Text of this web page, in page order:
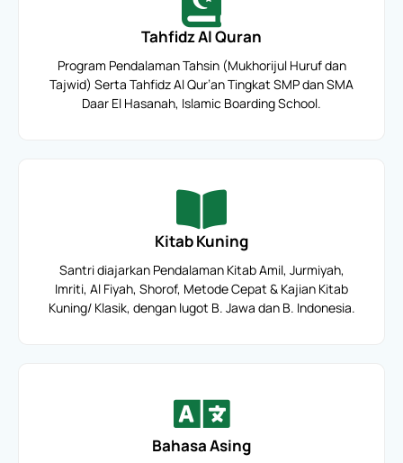
Tahfidz Al Quran
Program Pendalaman Tahsin (Mukhorijul Huruf dan
Tajwid) Serta Tahfidz Al Qur’an Tingkat SMP dan SMA
Daar El Hasanah, Islamic Boarding School.
Kitab Kuning
Santri diajarkan Pendalaman Kitab Amil, Jurmiyah,
Imriti, Al Fiyah, Shorof, Metode Cepat & Kajian Kitab
Kuning/ Klasik, dengan lugot B. Jawa dan B. Indonesia.
Bahasa Asing